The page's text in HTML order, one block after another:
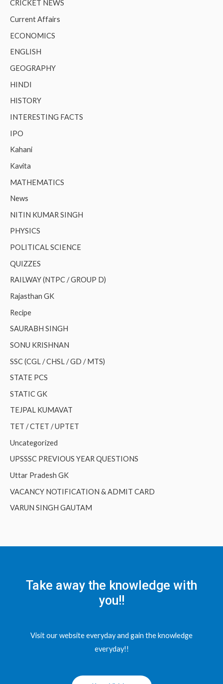
CRICKET NEWS
Current Affairs
ECONOMICS
ENGLISH
GEOGRAPHY
HINDI
HISTORY
INTERESTING FACTS
IPO
Kahani
Kavita
MATHEMATICS
News
NITIN KUMAR SINGH
PHYSICS
POLITICAL SCIENCE
QUIZZES
RAILWAY (NTPC / GROUP D)
Rajasthan GK
Recipe
SAURABH SINGH
SONU KRISHNAN
SSC (CGL / CHSL / GD / MTS)
STATE PCS
STATIC GK
TEJPAL KUMAVAT
TET / CTET / UPTET
Uncategorized
UPSSSC PREVIOUS YEAR QUESTIONS
Uttar Pradesh GK
VACANCY NOTIFICATION & ADMIT CARD
VARUN SINGH GAUTAM
Take away the knowledge with
you!!
Visit our website everyday and gain the knowledge
everyday!!